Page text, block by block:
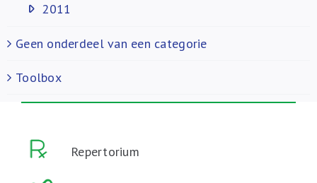
2011
Geen onderdeel van een categorie
Toolbox
Repertorium